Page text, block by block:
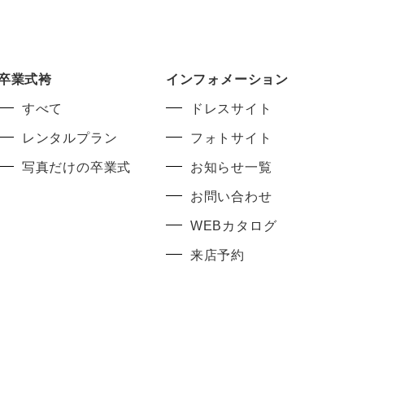
業式袴
すべて
レンタルプラン
写真だけの卒業式
インフォメーション
ドレスサイト
フォトサイト
お知らせ一覧
お問い合わせ
WEBカタログ
来店予約